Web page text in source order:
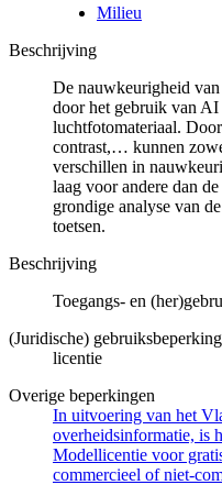
Milieu
Beschrijving
De nauwkeurigheid
door het gebruik van
luchtfotomateriaal.
contrast,… kunnen
verschillen in
laag voor andere dan
grondige analyse van
toetsen.
Beschrijving
Toegangs- en
(Juridische) gebruiksbeperking
licentie
Overige beperkingen
In uitvoering van het
overheidsinformatie, is
Modellicentie voor
commercieel of niet-